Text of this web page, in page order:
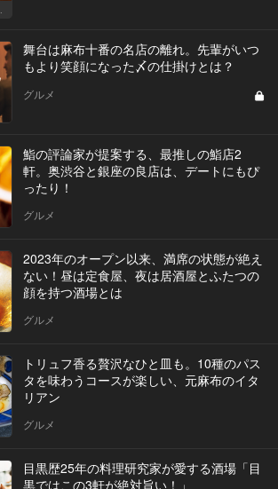
舞台は麻布十番の名店の離れ。先輩がいつ
もより笑顔になった〆の仕掛けとは？
グルメ
鮨の評論家が提案する、最推しの鮨店2
軒。奥渋谷と銀座の良店は、デートにもぴ
ったり！
グルメ
2023年のオープン以来、満席の状態が絶え
ない！昼は定食屋、夜は居酒屋とふたつの
顔を持つ酒場とは
グルメ
トリュフ香る贅沢なひと皿も。10種のパス
タを味わうコースが楽しい、元麻布のイタ
リアン
グルメ
目黒歴25年の料理研究家が愛する酒場「目
黒ではこの3軒が絶対旨い！」